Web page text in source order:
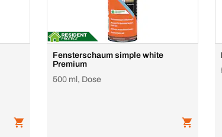
Fensterschaum simple white
Premium
500 ml, Dose